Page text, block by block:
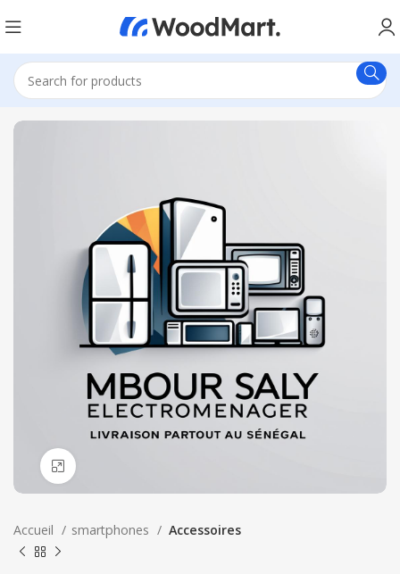
Accueil smartphones Accessoires